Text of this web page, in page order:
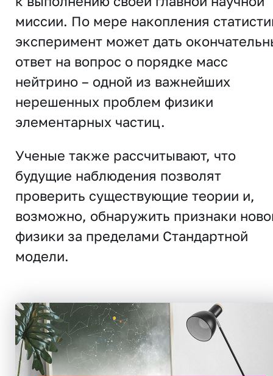
миссии. По мере накопления
эксперимент может дать
ответ на вопрос о порядке масс
нейтрино – одной из важнейших
нерешенных проблем физики
элементарных частиц.
Ученые также рассчитывают, что
будущие наблюдения позволят
проверить существующие теории и,
возможно, обнаружить признаки
физики за пределами Стандартной
модели.